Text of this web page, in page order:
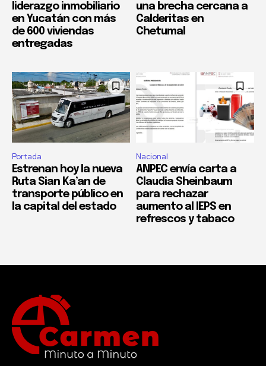
liderazgo inmobiliario
en Yucatán con más
de 600 viviendas
entregadas
una brecha cercana a
Calderitas en
Chetumal
Portada
Estrenan hoy la nueva
Ruta Sian Ka’an de
transporte público en
la capital del estado
Nacional
ANPEC envía carta a
Claudia Sheinbaum
para rechazar
aumento al IEPS en
refrescos y tabaco